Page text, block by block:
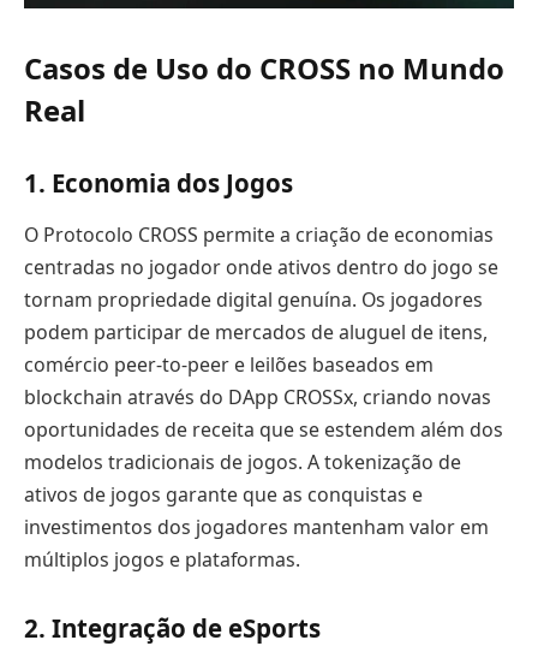
Casos de Uso do CROSS no Mundo
Real
1. Economia dos Jogos
O Protocolo CROSS permite a criação de economias
centradas no jogador onde ativos dentro do jogo se
tornam propriedade digital genuína. Os jogadores
podem participar de mercados de aluguel de itens,
comércio peer-to-peer e leilões baseados em
blockchain através do DApp CROSSx, criando novas
oportunidades de receita que se estendem além dos
modelos tradicionais de jogos. A tokenização de
ativos de jogos garante que as conquistas e
investimentos dos jogadores mantenham valor em
múltiplos jogos e plataformas.
2. Integração de eSports